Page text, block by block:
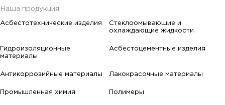
Наша продукция
Асбестотехнические изделия
Стеклоомывающие и
охлаждающие жидкости
Гидроизоляционные
материалы
Асбестоцементные изделия
Антикоррозийные материалы Лакокрасочные материалы
Промышленная химия Полимеры